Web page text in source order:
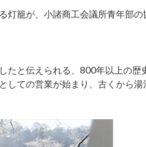
灯籠が、小諸商工会議所青年部の
たと伝えられる、800年以上の歴
しての営業が始まり、古くから湯